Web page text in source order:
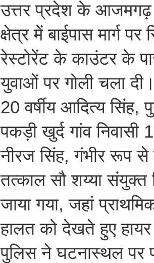
उत्तर प्रदेश के
क्षेत्र में बाईपास मार्ग
रेस्टोरेंट के काउंटर के
युवाओं पर गोली चला
20 वर्षीय आदित्य सिंह,
पकड़ी खुर्द गांव निवासी
नीरज सिंह, गंभीर रूप से
तत्काल सौ शय्या
जाया गया, जहां
हालत को देखते हुए
पुलिस ने घटनास्थल